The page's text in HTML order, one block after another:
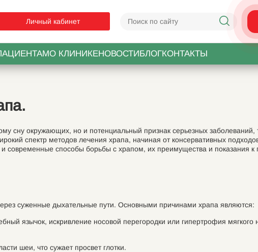
Личный кабинет
О КЛИНИКЕНОВОСТИБЛОГКОНТАКТЫ
сну окружающих, но и потенциальный признак серьезных заболеваний,
спектр методов лечения храпа, начиная от консервативных
современные способы борьбы с храпом, их преимущества и показания
суженные дыхательные пути. Основными причинами храпа являются:
язычок, искривление носовой перегородки или гипертрофия мягкого
шеи, что сужает просвет глотки.